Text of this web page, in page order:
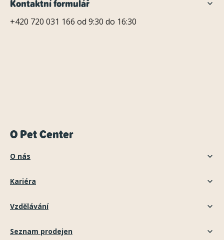
Kontaktní formulář
+420 720 031 166 od 9:30 do 16:30
O Pet Center
O nás
Kariéra
Vzdělávání
Seznam prodejen